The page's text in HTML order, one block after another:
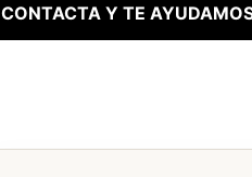
CONTACTA Y TE